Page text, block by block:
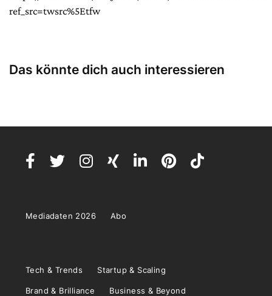
ref_src=twsrc%5Etfw
Das könnte dich auch interessieren
Mediadaten 2026 Abo
Tech & Trends Startup & Scaling
Brand & Brilliance Business & Beyond